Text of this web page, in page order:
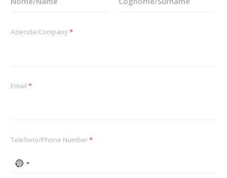
Azienda/Company*
Email *
Telefono/Phone Number*